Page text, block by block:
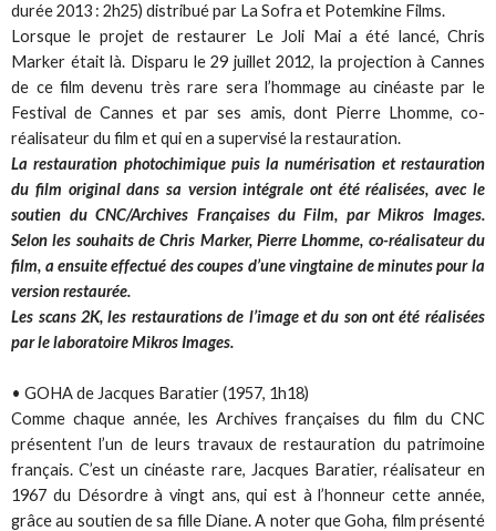
durée 2013 : 2h25) distribué par La Sofra et Potemkine Films.
Lorsque le projet de restaurer Le Joli Mai a été lancé, Chris
Marker était là. Disparu le 29 juillet 2012, la projection à Cannes
de ce film devenu très rare sera l’hommage au cinéaste par le
Festival de Cannes et par ses amis, dont Pierre Lhomme, co-
réalisateur du film et qui en a supervisé la restauration.
La restauration photochimique puis la numérisation et restauration
du film original dans sa version intégrale ont été réalisées, avec le
soutien du CNC/Archives Françaises du Film, par Mikros Images.
Selon les souhaits de Chris Marker, Pierre Lhomme, co-réalisateur du
film, a ensuite effectué des coupes d’une vingtaine de minutes pour la
version restaurée.
Les scans 2K, les restaurations de l’image et du son ont été réalisées
par le laboratoire Mikros Images.
• GOHA de Jacques Baratier (1957, 1h18)
Comme chaque année, les Archives françaises du film du CNC
présentent l’un de leurs travaux de restauration du patrimoine
français. C’est un cinéaste rare, Jacques Baratier, réalisateur en
1967 du Désordre à vingt ans, qui est à l’honneur cette année,
grâce au soutien de sa fille Diane. A noter que Goha, film présenté